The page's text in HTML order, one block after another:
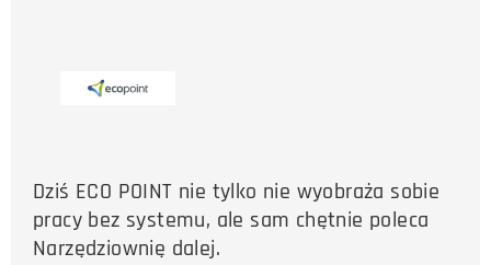
Dziś ECO POINT nie tylko nie wyobraża sobie
pracy bez systemu, ale sam chętnie poleca
Narzędziownię dalej.